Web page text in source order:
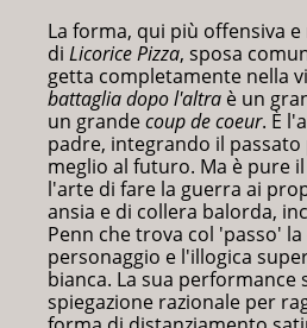
La forma, qui più offensiva
di Licorice Pizza, sposa
getta completamente nella
battaglia dopo l'altra è un
un grandecoup de coeur. È
padre, integrando il
meglio al futuro. Ma è pure
l'arte di fare la guerra ai
ansia e di collera balorda,
Penn che trova col 'passo'
personaggio e l'illogica
bianca. La sua performance
spiegazione razionale per